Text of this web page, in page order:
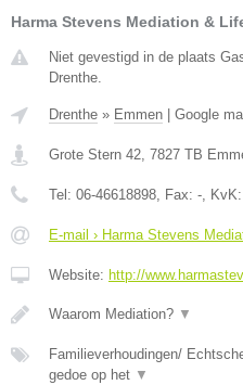
Harma Stevens Mediation &
Niet gevestigd in de plaats
Drenthe.
Drenthe » Emmen Google
Grote Stern 42, 7827 TB
Tel: 06-46618898, Fax: -, KvK:
E-mail › Harma Stevens
Website: http://
Waarom Mediation? ▼
Familieverhoudingen/
gedoe op het ▼